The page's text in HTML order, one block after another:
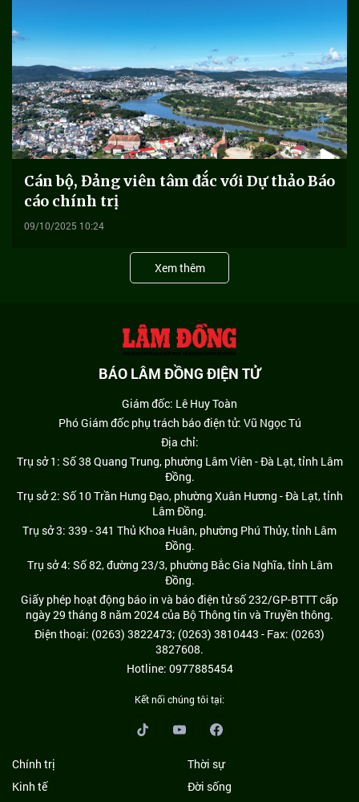
Cán bộ, Đảng viên tâm đắc với Dự thảo Báo
cáo chính trị
09/10/2025 10:24
Xem thêm
BÁO LÂM ĐỒNG ĐIỆN TỬ
Giám đốc: Lê Huy Toàn
Phó Giám đốc phụ trách báo điện tử: Vũ Ngọc Tú
Địa chỉ:
Trụ sở 1: Số 38 Quang Trung, phường Lâm Viên - Đà Lạt, tỉnh Lâm
Đồng.
Trụ sở 2: Số 10 Trần Hưng Đạo, phường Xuân Hương - Đà Lạt, tỉnh
Lâm Đồng.
Trụ sở 3: 339 - 341 Thủ Khoa Huân, phường Phú Thủy, tỉnh Lâm
Đồng.
Trụ sở 4: Số 82, đường 23/3, phường Bắc Gia Nghĩa, tỉnh Lâm
Đồng.
Giấy phép hoạt động báo in và báo điện tử số 232/GP-BTTT cấp
ngày 29 tháng 8 năm 2024 của Bộ Thông tin và Truyền thông.
Điện thoại: (0263) 3822473; (0263) 3810443 - Fax: (0263)
3827608.
Hotline: 0977885454
Kết nối chúng tôi tại:
Chính trị
Thời sự
Kinh tế
Đời sống